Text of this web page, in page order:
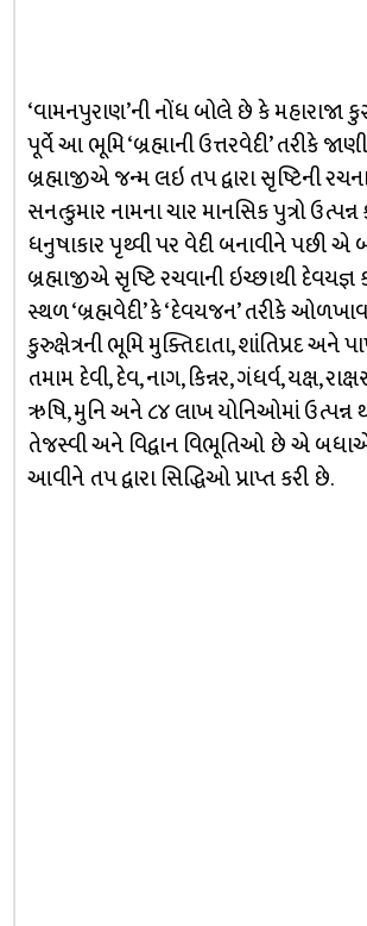
‘વામનપુરાણ’ની નોંધ બોલે છે કે
પૂર્વે આ ભૂમિ ‘બ્રહ્માની ઉત્તરવેદી’ તરીકે
બ્રહ્માજીએ જન્મ લઇ તપ દ્વારા સૃષ્ટિની
સનત્કુમાર નામના ચાર માનસિક પુત્રો
ધનુષાકાર પૃથ્વી પર વેદી બનાવીને પછી એ
બ્રહ્માજીએ સૃષ્ટિ રચવાની ઇચ્છાથી દેવયજ્ઞ
સ્થળ ‘બ્રહ્મવેદી’ કે ‘દેવયજન’ તરીકે
કુરુક્ષેત્રની ભૂમિ મુક્તિદાતા, શાંતિપ્રદ અને
તમામ દેવી, દેવ, નાગ, કિન્નર, ગંધર્વ, યક્ષ,
ઋષિ, મુનિ અને ૮૪ લાખ યોનિઓમાં ઉત્પન્ન
તેજસ્વી અને વિદ્વાન વિભૂતિઓ છે એ બધાએ
આવીને તપ દ્વારા સિદ્ધિઓ પ્રાપ્ત કરી છે.